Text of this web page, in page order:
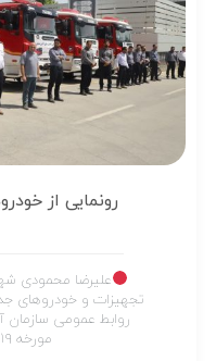
رونمایی از
علیرضا محمودی
تجهیزات و خودروهای
روابط عمومی سازمان
مورخه ۱۹ تیر ماه، مراسم...